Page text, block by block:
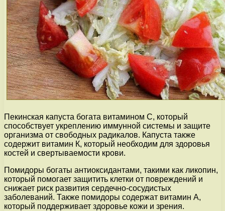
Пекинская капуста богата витамином С, который
способствует укреплению иммунной системы и защите
организма от свободных радикалов. Капуста также
содержит витамин К, который необходим для здоровья
костей и свертываемости крови.
Помидоры богаты антиоксидантами, такими как ликопин,
который помогает защитить клетки от повреждений и
снижает риск развития сердечно-сосудистых
заболеваний. Также помидоры содержат витамин А,
который поддерживает здоровье кожи и зрения.